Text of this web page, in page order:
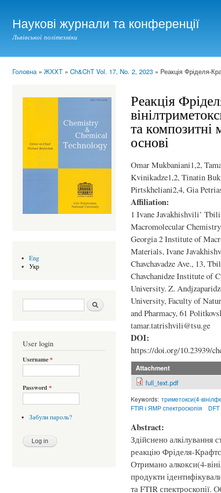
Наукові журнали та конференції
Львівської політехніки
Головна» ЖХХТ » Ch&ChT Vol. 17, No. 2, 2023 » Реакція Фріделя-
Eng
Укр
Search form Шукати
User login
Username*
Password *
Забули пароль?
Реакція
та композитні
основі
Omar Mukbaniani1,2,
Kvinikadze1,2, Tinatin
Pirtskheliani2,4, Gia
Affiliation:
1 Ivane Javakhishvili’
Macromolecular
Georgia 2 Institute of
Materials, Ivane
Chavchavadze Ave., 13,
Chavchanidze Institute of
University. Z.
University, Faculty of
and Pharmacy, 61
tamar.tatrishvili@tsu.ge
DOI:
https://doi.org/10.23939/
Attachment
full_text.pdf
Keywords: триметокси(4-
FTIR і ЯМР спектроскопія
DFT
Abstract:
Здійснено алкілування
реакцію Фріделя-
Отримано алкокси(4-
продукти
та FTIR спектроскопії.